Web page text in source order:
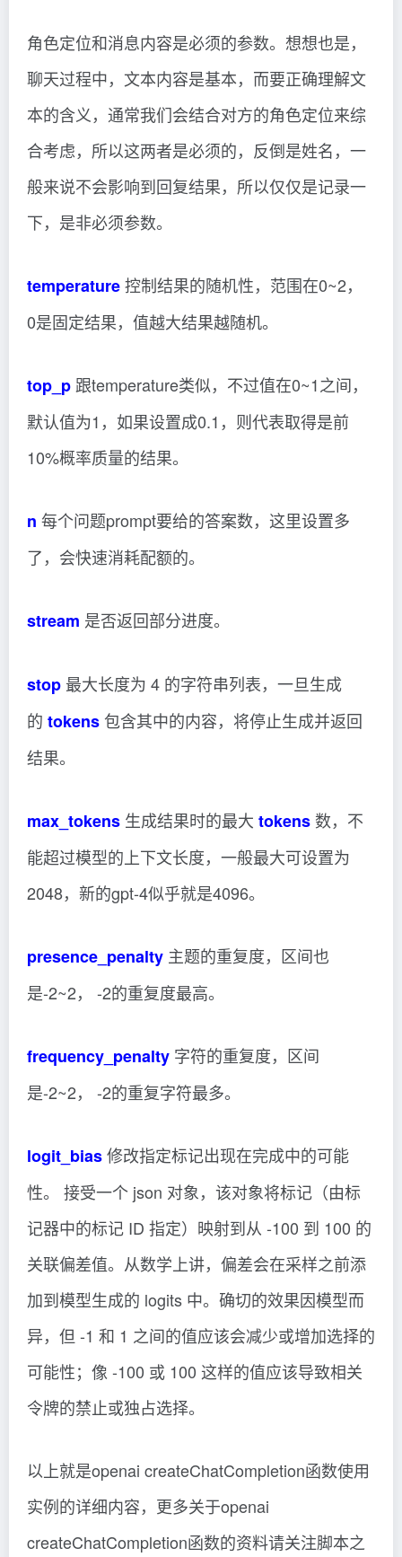
角色定位和消息内容是必须的参数。想想也是，
聊天过程中，文本内容是基本，而要正确理解文
本的含义，通常我们会结合对方的角色定位来综
合考虑，所以这两者是必须的，反倒是姓名，一
般来说不会影响到回复结果，所以仅仅是记录一
下，是非必须参数。
temperature控制结果的随机性，范围在0~2，
0是固定结果，值越大结果越随机。
top_p 跟temperature类似，不过值在0~1之间，
默认值为1，如果设置成0.1，则代表取得是前
10%概率质量的结果。
n 每个问题prompt要给的答案数，这里设置多
了，会快速消耗配额的。
stream 是否返回部分进度。
stop 最大长度为 4 的字符串列表，一旦生成
的 tokens 包含其中的内容，将停止生成并返回
结果。
max_tokens 生成结果时的最大 tokens 数，不
能超过模型的上下文长度，一般最大可设置为
2048，新的gpt-4似乎就是4096。
presence_penalty 主题的重复度，区间也
是-2~2， -2的重复度最高。
frequency_penalty 字符的重复度，区间
是-2~2， -2的重复字符最多。
logit_bias修改指定标记出现在完成中的可能
性。 接受一个 json 对象，该对象将标记（由标
记器中的标记 ID 指定）映射到从 -100 到 100 的
关联偏差值。从数学上讲，偏差会在采样之前添
加到模型生成的 logits 中。确切的效果因模型而
异，但 -1 和 1 之间的值应该会减少或增加选择的
可能性；像 -100 或 100 这样的值应该导致相关
令牌的禁止或独占选择。
以上就是openai createChatCompletion函数使用
实例的详细内容，更多关于openai
createChatCompletion函数的资料请关注脚本之